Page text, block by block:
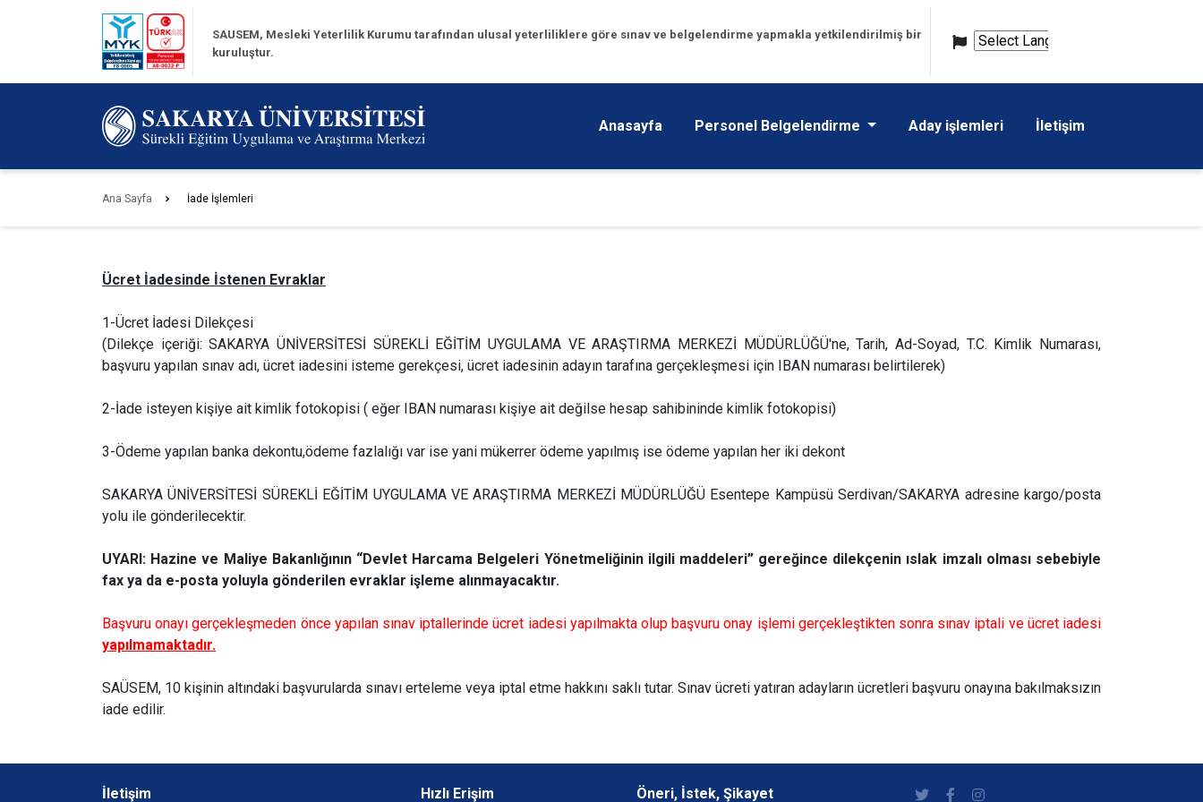
SAUSEM, Mesleki Yeterlilik Kurumu tarafından ulusal yeterliliklere göre sınav ve belgelendirme yapmakla yetkilendirilmiş bir
kuruluştur.
by
Anasayfa
Personel Belgelendirme Aday işlemleri İletişim
Ana Sayfa İade İşlemleri
Ücret İadesinde İstenen Evraklar
1-Ücret İadesi Dilekçesi
(Dilekçe içeriği: SAKARYA ÜNİVERSİTESİ SÜREKLİ EĞİTİM UYGULAMA VE ARAŞTIRMA MERKEZİ MÜDÜRLÜĞÜ'ne, Tarih, Ad-Soyad, T.C. Kimlik Numarası,
başvuru yapılan sınav adı, ücret iadesini isteme gerekçesi, ücret iadesinin adayın tarafına gerçekleşmesi için IBAN numarası belirtilerek)
2-İade isteyen kişiye ait kimlik fotokopisi ( eğer IBAN numarası kişiye ait değilse hesap sahibininde kimlik fotokopisi)
3-Ödeme yapılan banka dekontu,ödeme fazlalığı var ise yani mükerrer ödeme yapılmış ise ödeme yapılan her iki dekont
SAKARYA ÜNİVERSİTESİ SÜREKLİ EĞİTİM UYGULAMA VE ARAŞTIRMA MERKEZİ MÜDÜRLÜĞÜ Esentepe Kampüsü Serdivan/SAKARYA adresine kargo/posta
yolu ile gönderilecektir.
UYARI: Hazine ve Maliye Bakanlığının “Devlet Harcama Belgeleri Yönetmeliğinin ilgili maddeleri” gereğince dilekçenin ıslak imzalı olması sebebiyle
fax ya da e-posta yoluyla gönderilen evraklar işleme alınmayacaktır.
Başvuru onayı gerçekleşmeden önce yapılan sınav iptallerinde ücret iadesi yapılmakta olup başvuru onay işlemi gerçekleştikten sonra sınav iptali ve ücret iadesi
yapılmamaktadır.
SAÜSEM, 10 kişinin altındaki başvurularda sınavı erteleme veya iptal etme hakkını saklı tutar. Sınav ücreti yatıran adayların ücretleri başvuru onayına bakılmaksızın
iade edilir.
İletişim Hızlı Erişim Öneri, İstek, Şikayet